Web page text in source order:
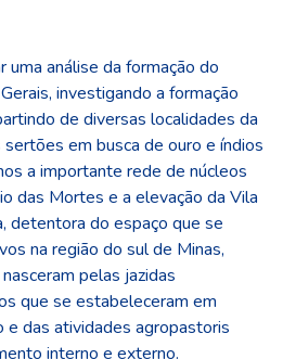
uma análise da formação do
investigando a formação
de diversas localidades da
em busca de ouro e índios
a importante rede de núcleos
das Mortes e a elevação da Vila
detentora do espaço que se
na região do sul de Minas,
pelas jazidas
que se estabeleceram em
e das atividades agropastoris
interno e externo.